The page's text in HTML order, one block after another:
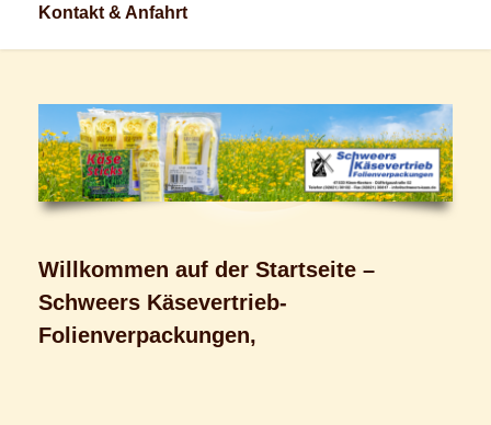
Kontakt & Anfahrt
Willkommen auf der Startseite –
Schweers Käsevertrieb-
Folienverpackungen,